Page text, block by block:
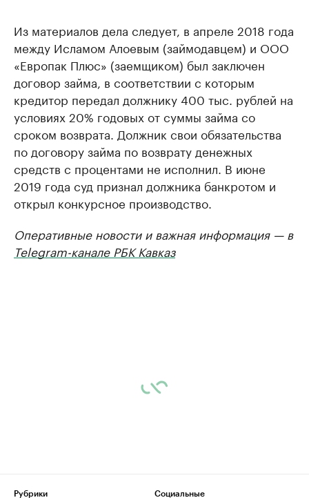
Из материалов дела следует, в апреле 2018 года
между Исламом Алоевым (займодавцем) и ООО
«Европак Плюс» (заемщиком) был заключен
договор займа, в соответствии с которым
кредитор передал должнику 400 тыс. рублей на
условиях 20% годовых от суммы займа со
сроком возврата. Должник свои обязательства
по договору займа по возврату денежных
средств с процентами не исполнил. В июне
2019 года суд признал должника банкротом и
открыл конкурсное производство.
Оперативные новости и важная информация — в
Telegram-канале РБК Кавказ
Рубрики
Социальные